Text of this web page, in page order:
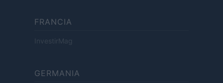
FRANCIA
InvestirMag
GERMANIA